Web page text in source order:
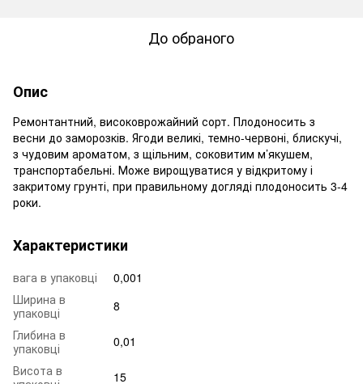
До обраного
Опис
Ремонтантний, високоврожайний сорт. Плодоносить з
весни до заморозків. Ягоди великі, темно-червоні, блискучі,
з чудовим ароматом, з щільним, соковитим м’якушем,
транспортабельні. Може вирощуватися у відкритому і
закритому грунті, при правильному догляді плодоносить 3-4
роки.
Характеристики
вага в упаковці
0,001
Ширина в
упаковці
8
Глибина в
упаковці
0,01
Висота в
15